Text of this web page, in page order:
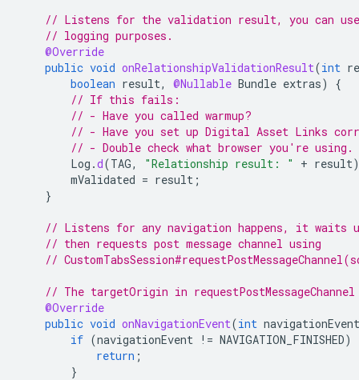
// Listens for the validation result, you can
// logging purposes.
@Override
public void onRelationshipValidationResult(int
boolean result, @Nullable Bundle extras)
{
// If this fails:
// - Have you called warmup?
// - Have you set up Digital Asset Links
// - Double check what browser you're using.
Log .d(TAG, "Relationship result: " + result
mValidated = result ;
}
// Listens for any navigation happens, it waits
// then requests post message channel using
//
// The targetOrigin in
@Override
public void onNavigationEvent(int navigationEvent
if (navigationEvent != NAVIGATION_FINISHED)
return ;
}